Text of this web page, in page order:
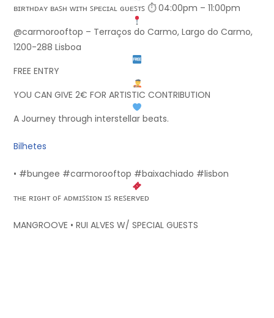
ʙɪʀᴛʜᴅᴀʏ ʙᴀꜱʜ ᴡɪᴛʜ ꜱᴘᴇᴄɪᴀʟ ɢᴜᴇꜱᴛꜱ ⏱ 04:00pm – 11:00pm
@carmorooftop – Terraços do Carmo, Largo do Carmo,
1200-288 Lisboa
FREE ENTRY
YOU CAN GIVE 2€ FOR ARTISTIC CONTRIBUTION
A Journey through interstellar beats.
Bilhetes
• #bungee #carmorooftop #baixachiado #lisbon
ᴛʜᴇ ʀɪɢʜᴛ ᴏꜰ ᴀᴅᴍɪꜱꜱɪᴏɴ ɪꜱ ʀᴇꜱᴇʀᴠᴇᴅ
MANGROOVE • RUI ALVES W/ SPECIAL GUESTS